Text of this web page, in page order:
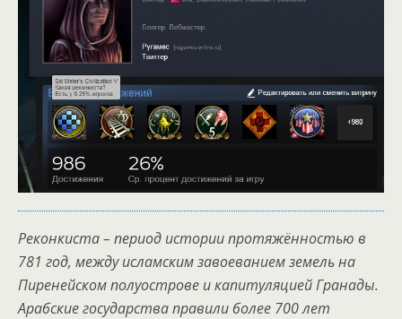
Реконкиста – период истории протяжённостью в
781 год, между исламским завоеванием земель на
Пиренейском полуострове и капитуляцией Гранады.
Арабские государства правили более 700 лет